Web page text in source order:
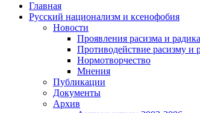
Главная
Русский национализм и ксенофобия
Новости
Проявления расизма и
Противодействие расизму и
Нормотворчество
Мнения
Публикации
Документы
Архив